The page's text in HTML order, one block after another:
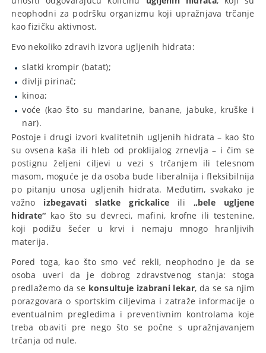
neophodni za podršku organizmu koji upražnjava trčanje
kao fizičku aktivnost.
Evo nekoliko zdravih izvora ugljenih hidrata:
slatki krompir (batat);
divlji pirinač;
kinoa;
voće (kao što su mandarine, banane, jabuke, kruške i
nar).
Postoje i drugi izvori kvalitetnih ugljenih hidrata – kao što
su ovsena kaša ili hleb od proklijalog zrnevlja – i čim se
postignu željeni ciljevi u vezi s trčanjem ili telesnom
masom, moguće je da osoba bude liberalnija i fleksibilnija
po pitanju unosa ugljenih hidrata. Međutim, svakako je
važno izbegavati slatke grickalice ili „bele ugljene
hidrate“ kao što su đevreci, mafini, krofne ili testenine,
koji podižu šećer u krvi i nemaju mnogo hranljivih
materija.
Pored toga, kao što smo već rekli, neophodno je da se
osoba uveri da je dobrog zdravstvenog stanja: ​​stoga
predlažemo da se konsultuje izabrani lekar, da se sa njim
porazgovara o sportskim ciljevima i zatraže informacije o
eventualnim pregledima i preventivnim kontrolama koje
treba obaviti pre nego što se počne s upražnjavanjem
trčanja od nule.